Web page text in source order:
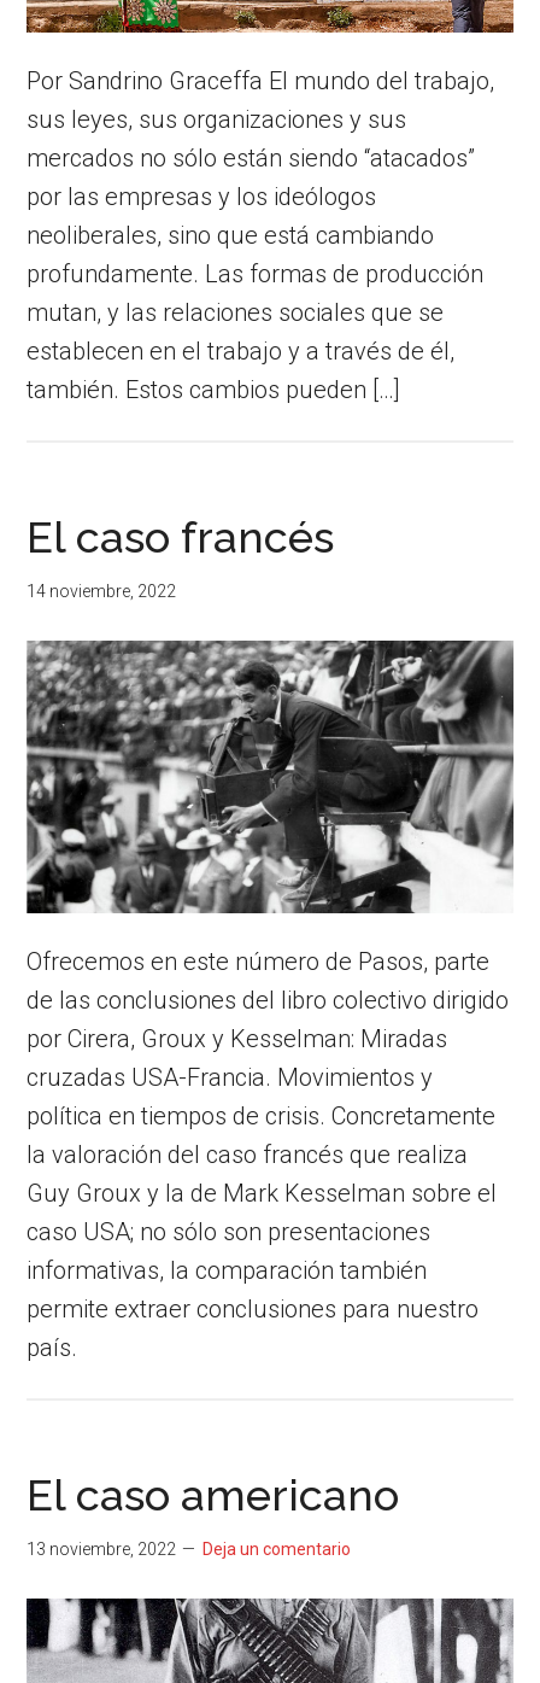
Por Sandrino Graceffa El mundo del trabajo,
sus leyes, sus organizaciones y sus
mercados no sólo están siendo “atacados”
por las empresas y los ideólogos
neoliberales, sino que está cambiando
profundamente. Las formas de producción
mutan, y las relaciones sociales que se
establecen en el trabajo y a través de él,
también. Estos cambios pueden […]
El caso francés
14 noviembre, 2022
Ofrecemos en este número de Pasos, parte
de las conclusiones del libro colectivo dirigido
por Cirera, Groux y Kesselman: Miradas
cruzadas USA-Francia. Movimientos y
política en tiempos de crisis. Concretamente
la valoración del caso francés que realiza
Guy Groux y la de Mark Kesselman sobre el
caso USA; no sólo son presentaciones
informativas, la comparación también
permite extraer conclusiones para nuestro
país.
El caso americano
13 noviembre, 2022 Deja un comentario